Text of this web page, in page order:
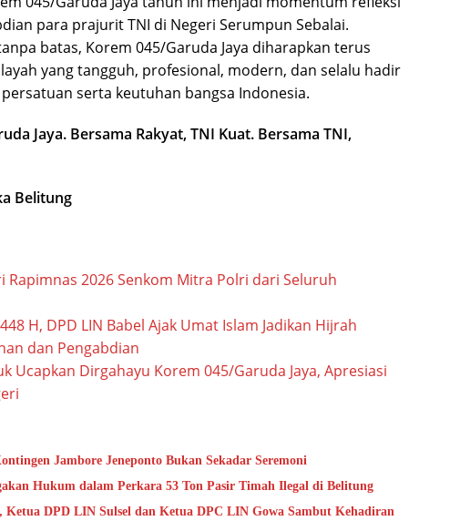
para prajurit TNI di Negeri Serumpun Sebalai.
batas, Korem 045/Garuda Jaya diharapkan terus
yang tangguh, profesional, modern, dan selalu hadir
serta keutuhan bangsa Indonesia.
Jaya. Bersama Rakyat, TNI Kuat. Bersama TNI,
Belitung
Rapimnas 2026 Senkom Mitra Polri dari Seluruh
H, DPD LIN Babel Ajak Umat Islam Jadikan Hijrah
dan Pengabdian
Ucapkan Dirgahayu Korem 045/Garuda Jaya, Apresiasi
Jambore Jeneponto Bukan Sekadar Seremoni
Hukum dalam Perkara 53 Ton Pasir Timah Ilegal di Belitung
DPD LIN Sulsel dan Ketua DPC LIN Gowa Sambut Kehadiran